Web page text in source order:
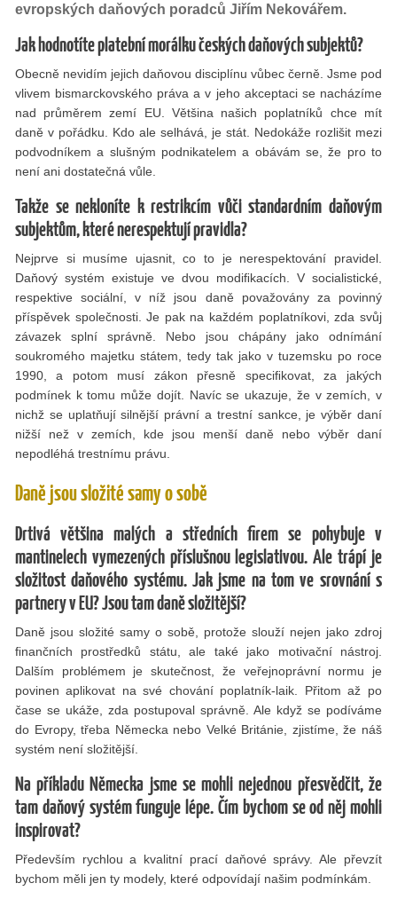
evropských daňových poradců Jiřím Nekovářem.
Jak hodnotíte platební morálku českých daňových subjektů?
Obecně nevidím jejich daňovou disciplínu vůbec černě. Jsme pod
vlivem bismarckovského práva a v jeho akceptaci se nacházíme
nad průměrem zemí EU. Většina našich poplatníků chce mít
daně v pořádku. Kdo ale selhává, je stát. Nedokáže rozlišit mezi
podvodníkem a slušným podnikatelem a obávám se, že pro to
není ani dostatečná vůle.
Takže se nekloníte k restrikcím vůči standardním daňovým
subjektům, které nerespektují pravidla?
Nejprve si musíme ujasnit, co to je nerespektování pravidel.
Daňový systém existuje ve dvou modiﬁkacích. V socialistické,
respektive sociální, v níž jsou daně považovány za povinný
příspěvek společnosti. Je pak na každém poplatníkovi, zda svůj
závazek splní správně. Nebo jsou chápány jako odnímání
soukromého majetku státem, tedy tak jako v tuzemsku po roce
1990, a potom musí zákon přesně speciﬁkovat, za jakých
podmínek k tomu může dojít. Navíc se ukazuje, že v zemích, v
nichž se uplatňují silnější právní a trestní sankce, je výběr daní
nižší než v zemích, kde jsou menší daně nebo výběr daní
nepodléhá trestnímu právu.
Daně jsou složité samy o sobě
Drtivá většina malých a středních firem se pohybuje v
mantinelech vymezených příslušnou legislativou. Ale trápí je
složitost daňového systému. Jak jsme na tom ve srovnání s
partnery v EU? Jsou tam daně složitější?
Daně jsou složité samy o sobě, protože slouží nejen jako zdroj
ﬁnančních prostředků státu, ale také jako motivační nástroj.
Dalším problémem je skutečnost, že veřejnoprávní normu je
povinen aplikovat na své chování poplatník-laik. Přitom až po
čase se ukáže, zda postupoval správně. Ale když se podíváme
do Evropy, třeba Německa nebo Velké Británie, zjistíme, že náš
systém není složitější.
Na příkladu Německa jsme se mohli nejednou přesvědčit, že
tam daňový systém funguje lépe. Čím bychom se od něj mohli
inspirovat?
Především rychlou a kvalitní prací daňové správy. Ale převzít
bychom měli jen ty modely, které odpovídají našim podmínkám.